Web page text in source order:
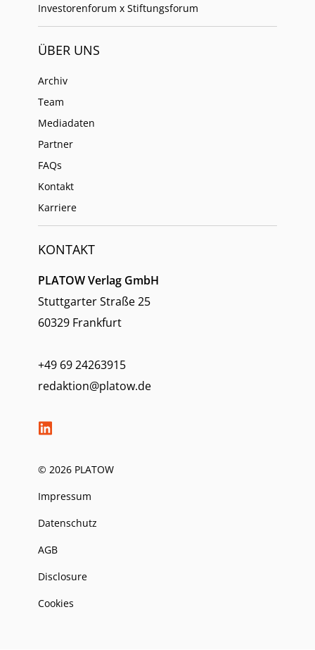
Investorenforum x Stiftungsforum
ÜBER UNS
Archiv
Team
Mediadaten
Partner
FAQs
Kontakt
Karriere
KONTAKT
PLATOW Verlag GmbH
Stuttgarter Straße 25
60329 Frankfurt
+49 69 24263915
redaktion@platow.de
© 2026 PLATOW
Impressum
Datenschutz
AGB
Disclosure
Cookies